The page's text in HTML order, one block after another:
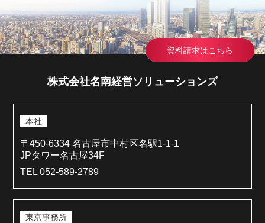
資料請求はこちら
株式会社名南経営ソリューションズ
本社
〒450-6334 名古屋市中村区名駅1-1-1
JPタワー名古屋34F
TEL 052-589-2789
東京事務所